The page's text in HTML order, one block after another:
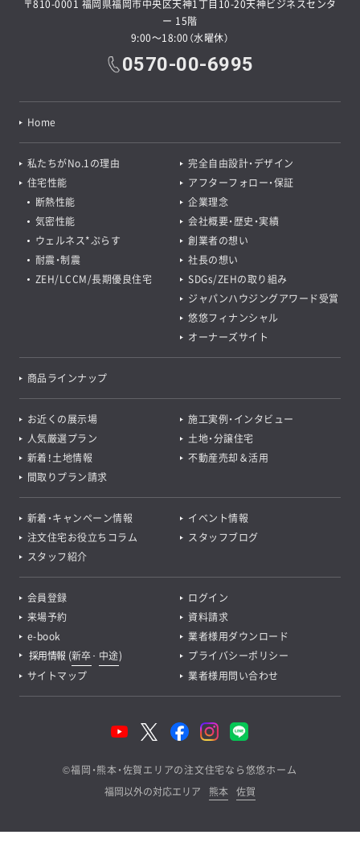
〒810-0001 福岡県福岡市中央区天神1丁目10-20天神ビジネスセンタ
ー 15階
9:00～18:00（水曜休）
0570-00-6995
Home
私たちがNo.1の理由
完全自由設計・デザイン
住宅性能
断熱性能
気密性能
ウェルネス*ぷらす
耐震・制震
ZEH/LCCM/長期優良住宅
アフターフォロー・保証
企業理念
会社概要・歴史・実績
創業者の想い
社長の想い
SDGs/ZEHの取り組み
ジャパンハウジングアワード受賞
悠悠フィナンシャル
オーナーズサイト
商品ラインナップ
お近くの展示場
施工実例・インタビュー
人気厳選プラン
土地・分譲住宅
新着！土地情報
不動産売却＆活用
間取りプラン請求
新着・キャンペーン情報
イベント情報
注文住宅お役立ちコラム
スタッフブログ
スタッフ紹介
会員登録
ログイン
来場予約
資料請求
e-book
業者様用ダウンロード
採用情報 (新卒･ 中途)
プライバシーポリシー
サイトマップ
業者様用問い合わせ
©福岡・熊本・佐賀エリアの注文住宅なら悠悠ホーム
福岡以外の対応エリア
熊本 佐賀